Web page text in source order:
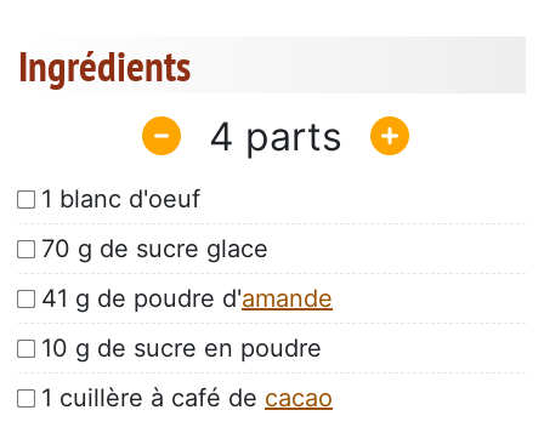
Ingrédients
4
1 blanc d'oeuf
70 g de sucre glace
41 g de poudre d'amande
10 g de sucre en poudre
1 cuillère à café de cacao